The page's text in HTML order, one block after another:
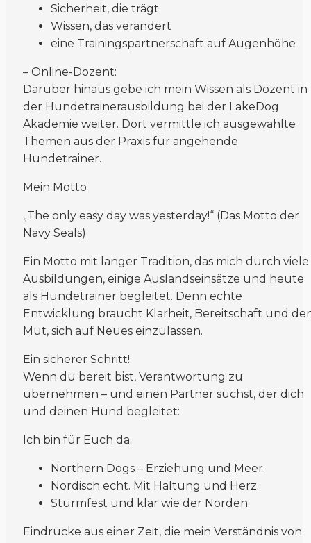
Sicherheit, die trägt
Wissen, das verändert
eine Trainingspartnerschaft auf Augenhöhe
– Online-Dozent:
Darüber hinaus gebe ich mein Wissen als Dozent in
der Hundetrainerausbildung bei der LakeDog
Akademie weiter. Dort vermittle ich ausgewählte
Themen aus der Praxis für angehende
Hundetrainer.
Mein Motto
„The only easy day was yesterday!“ (Das Motto der
Navy Seals)
Ein Motto mit langer Tradition, das mich durch viele
Ausbildungen, einige Auslandseinsätze und heute
als Hundetrainer begleitet. Denn echte
Entwicklung braucht Klarheit, Bereitschaft und
Mut, sich auf Neues einzulassen.
Ein sicherer Schritt!
Wenn du bereit bist, Verantwortung zu
übernehmen – und einen Partner suchst, der dich
und deinen Hund begleitet:
Ich bin für Euch da.
Northern Dogs – Erziehung und Meer.
Nordisch echt. Mit Haltung und Herz.
Sturmfest und klar wie der Norden.
Eindrücke aus einer Zeit, die mein Verständnis von